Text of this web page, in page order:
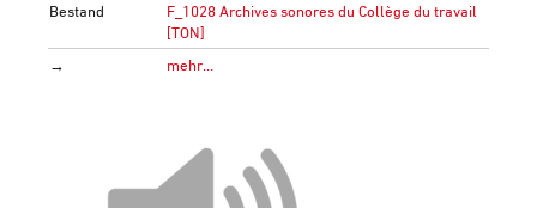
Bestand
F_1028 Archives sonores du Collège du travail
[TON]
→
mehr…